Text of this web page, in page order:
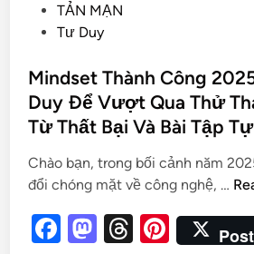
TẢN MẠN
Tư Duy
Mindset Thành Công
Duy Để Vượt Qua Thử
Từ Thất Bại Và Bài Tập
Chào bạn, trong bối cảnh năm
đổi chóng mặt về công nghệ, …
F
M T
Pi
Post